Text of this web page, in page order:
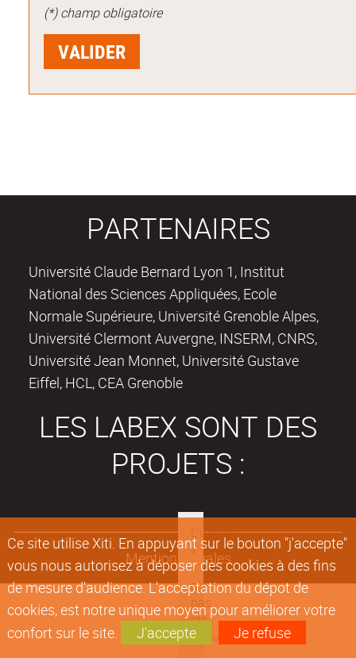
Ce site utilise Xiti. En appuyant sur le bouton "j'accepte"
vous nous autorisez à déposer des cookies à des fins
de mesure d'audience. L'acceptation du dépot de
cookies, est notre unique moyen pour améliorer votre
confort sur le site.
J'accepte Je refuse
(*) champ obligatoire
PARTENAIRES
Université Claude Bernard Lyon 1, Institut
National des Sciences Appliquées, Ecole
Normale Supérieure, Université Grenoble Alpes,
Université Clermont Auvergne, INSERM, CNRS,
Université Jean Monnet, Université Gustave
Eiffel, HCL, CEA Grenoble
LES LABEX SONT DES
PROJETS :
Mentions légales